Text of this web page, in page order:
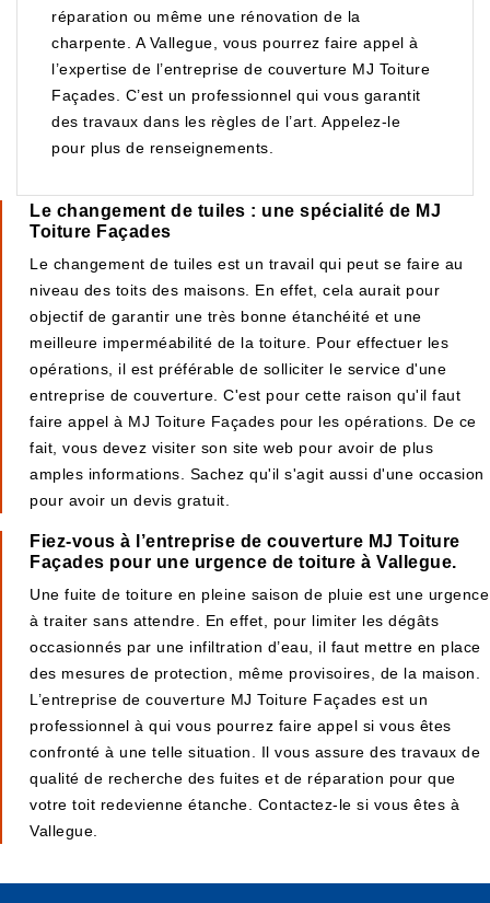
réparation ou même une rénovation de la
charpente. A Vallegue, vous pourrez faire appel à
l’expertise de l’entreprise de couverture MJ Toiture
Façades. C’est un professionnel qui vous garantit
des travaux dans les règles de l’art. Appelez-le
pour plus de renseignements.
Le changement de tuiles : une spécialité de MJ
Toiture Façades
Le changement de tuiles est un travail qui peut se faire au
niveau des toits des maisons. En effet, cela aurait pour
objectif de garantir une très bonne étanchéité et une
meilleure imperméabilité de la toiture. Pour effectuer les
opérations, il est préférable de solliciter le service d'une
entreprise de couverture. C'est pour cette raison qu'il faut
faire appel à MJ Toiture Façades pour les opérations. De ce
fait, vous devez visiter son site web pour avoir de plus
amples informations. Sachez qu'il s'agit aussi d'une occasion
pour avoir un devis gratuit.
Fiez-vous à l’entreprise de couverture MJ Toiture
Façades pour une urgence de toiture à Vallegue.
Une fuite de toiture en pleine saison de pluie est une urgence
à traiter sans attendre. En effet, pour limiter les dégâts
occasionnés par une infiltration d’eau, il faut mettre en place
des mesures de protection, même provisoires, de la maison.
L’entreprise de couverture MJ Toiture Façades est un
professionnel à qui vous pourrez faire appel si vous êtes
confronté à une telle situation. Il vous assure des travaux de
qualité de recherche des fuites et de réparation pour que
votre toit redevienne étanche. Contactez-le si vous êtes à
Vallegue.